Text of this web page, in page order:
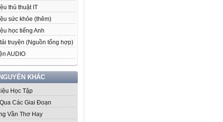
thủ thuật IT
sức khỏe (thêm)
học tiếng Anh
truyện (Nguồn tổng hợp)
AUDIO
KHÁC
Học Tập
Các Giai Đoạn
Vần Thơ Hay